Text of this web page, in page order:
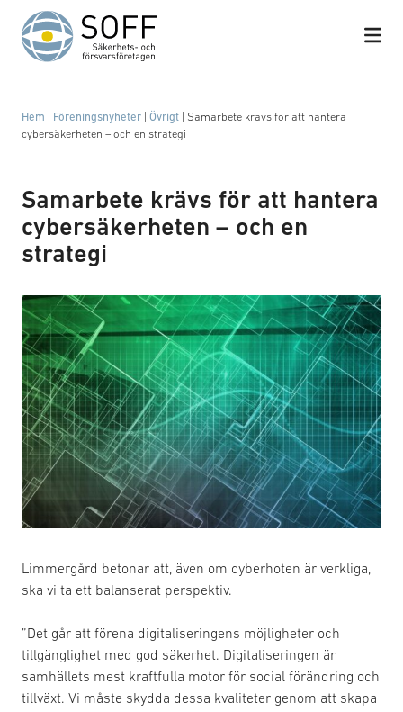
Hoppa till innehåll
Hem Föreningsnyheter Övrigt
Samarbete krävs för att hantera
cybersäkerheten – och en strategi
Samarbete krävs för att hantera
cybersäkerheten – och en
strategi
Limmergård betonar att, även om cyberhoten är verkliga,
ska vi ta ett balanserat perspektiv.
”Det går att förena digitaliseringens möjligheter och
tillgänglighet med god säkerhet. Digitaliseringen är
samhällets mest kraftfulla motor för social förändring och
tillväxt. Vi måste skydda dessa kvaliteter genom att skapa